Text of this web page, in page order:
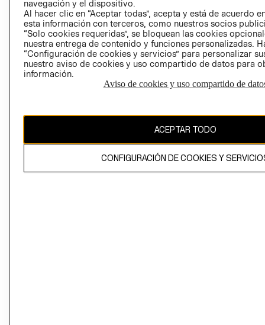
Perú (S/)
CAMBIAR REGIÓN
propiedad de H&M Hennes & Mauritz AB
navegación y el dispositivo.
Al hacer clic en “Aceptar todas”, acepta y está de acuerdo
esta información con terceros, como nuestros socios
“Solo cookies requeridas”, se bloquean las cookies
nuestra entrega de contenido y funciones personalizadas.
“Configuración de cookies y servicios” para personalizar
nuestro aviso de cookies y uso compartido de datos para
información.
Aviso de cookies y uso compartido de
ACEPTAR TODO
CONFIGURACIÓN DE COOKIES Y